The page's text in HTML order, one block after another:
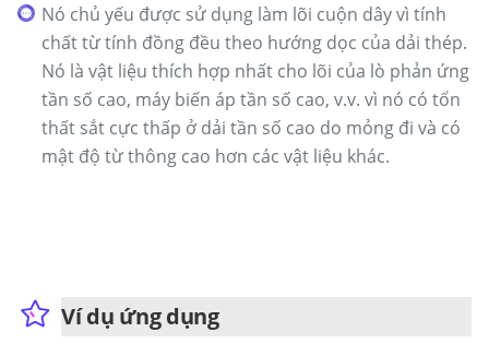
Nó chủ yếu được sử dụng làm lõi cuộn dây vì tính
chất từ tính đồng đều theo hướng dọc của dải thép.
Nó là vật liệu thích hợp nhất cho lõi của lò phản ứng
tần số cao, máy biến áp tần số cao, v.v. vì nó có tổn
thất sắt cực thấp ở dải tần số cao do mỏng đi và có
mật độ từ thông cao hơn các vật liệu khác.
Ví dụ ứng dụng